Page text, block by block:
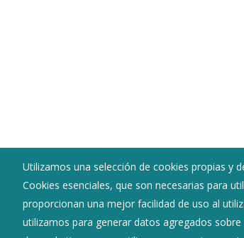
Utilizamos una selección de cookies propias y
Cookies esenciales, que son necesarias para
proporcionan una mejor facilidad de uso al
utilizamos para generar datos agregados
Ayuntamiento de Pancorbo
: Plaza Mayor 1 - 09280
: 947354083